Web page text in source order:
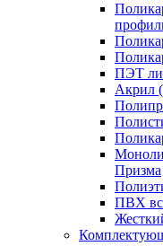
ПЭТ
Акрил
Призма
ПВХ